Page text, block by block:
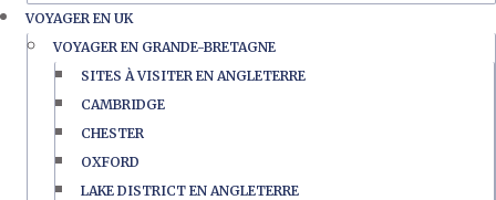
VOYAGER EN UK
VOYAGER EN GRANDE-BRETAGNE
SITES À VISITER EN ANGLETERRE
CAMBRIDGE
CHESTER
OXFORD
LAKE DISTRICT EN ANGLETERRE